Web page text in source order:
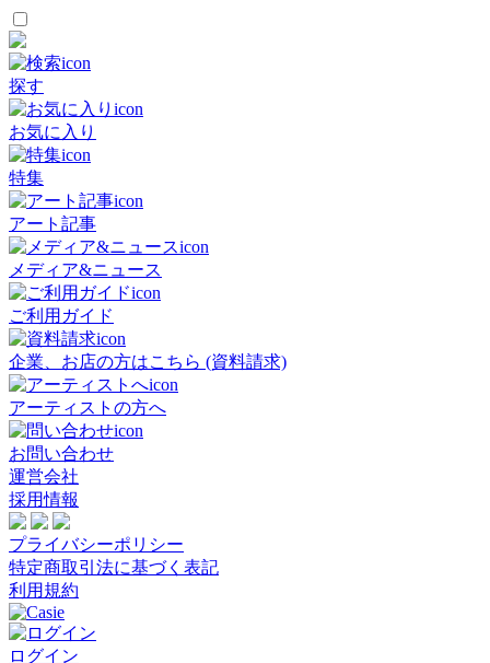
探す
お気に入り
特集
アート記事
メディア&ニュース
ご利用ガイド
企業、お店の方はこちら (資料請求)
アーティストの方へ
お問い合わせ
運営会社
採用情報
プライバシーポリシー
特定商取引法に基づく表記
利用規約
ログイン